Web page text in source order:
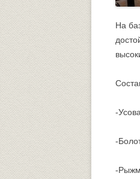
На
-
-
-